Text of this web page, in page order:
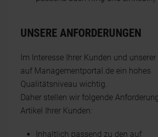
UNSERE ANFORDERUNGEN
Im Interesse Ihrer Kunden und
auf Managementportal.de ein hohes
Qualitätsniveau wichtig.
Daher stellen wir folgende
Artikel Ihrer Kunden:
Inhaltlich passend zu den auf